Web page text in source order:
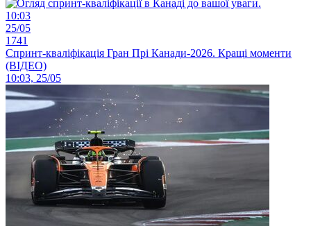
10:03
25/05
1741
Спринт-кваліфікація Гран Прі Канади-2026. Кращі моменти
(ВІДЕО)
10:03, 25/05